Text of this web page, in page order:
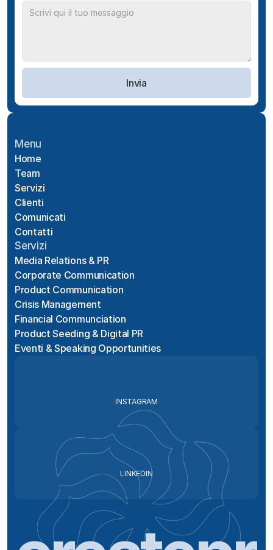
Invia
INSTAGRAM
LINKEDIN
Menu
Home
Team
Servizi
Clienti
Comunicati
Contatti
Servizi
Media Relations & PR
Corporate Communication
Product Communication
Crisis Management
Financial Communciation
Product Seeding & Digital PR
Eventi & Speaking Opportunities